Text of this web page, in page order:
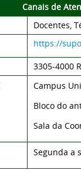
Canais de
Docentes,
https://
3305-4000
Campus
Bloco do
Sala da
Segunda a